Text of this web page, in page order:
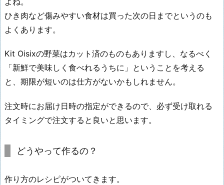
ひき肉など傷みやすい食材は買った次の日までというのも
よくあります。
Kit Oisixの野菜はカット済のものもありますし、なるべく
「新鮮で美味しく食べれるうちに」ということを考える
と、期限が短いのは仕方がないかもしれません。
注文時にお届け日時の指定ができるので、必ず受け取れる
タイミングで注文すると良いと思います。
どうやって作るの？
作り方のレシピがついてきます。